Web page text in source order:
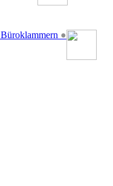
Büroklammern ●